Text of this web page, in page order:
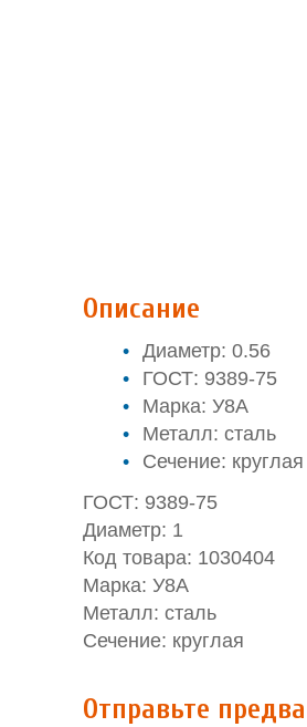
Описание
Диаметр: 0.56
ГОСТ: 9389-75
Марка: У8А
Металл: сталь
Сечение: круглая
ГОСТ: 9389-75
Диаметр: 1
Код товара: 1030404
Марка: У8А
Металл: сталь
Сечение: круглая
Отправьте